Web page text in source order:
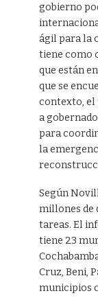
gobierno
ágil para la
tiene como
que están
que se
contexto, el
a
para
la
Según
millones de
tareas. El
tiene 23
Cruz, Beni,
municipios